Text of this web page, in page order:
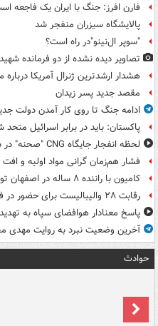
فارن افرز: جنگ با ایران یک فاجعه
پالایشگاه سیزران منفجر شد
"سوپر ال‌نینو"در راه است؟
تصاویر دیده‌ نشده از دو فرمانده
هشدار ارشدترین ژنرال آمریکا
مقصد جدید پسر زیدان
ادامه جنگ تا روی کار آمدن دولت
پاکستان: باید در برابر اسرائیل متحد
لحظه انفجار جایگاه CNG "صحنه" در دوربین مداربسته
فشار هم‌زمان گرانی مواد اولیه و افت
کامیون با راننده ۸ ساله در اصفهان توقیف شد
رقابت ۲۸ والیبالیست برای حضور در فهرست نهایی تیم ملی
پاسخ معنادار هوافضای سپاه به
آخرین وضعیت نبرد به روایت مهدی
حوادث